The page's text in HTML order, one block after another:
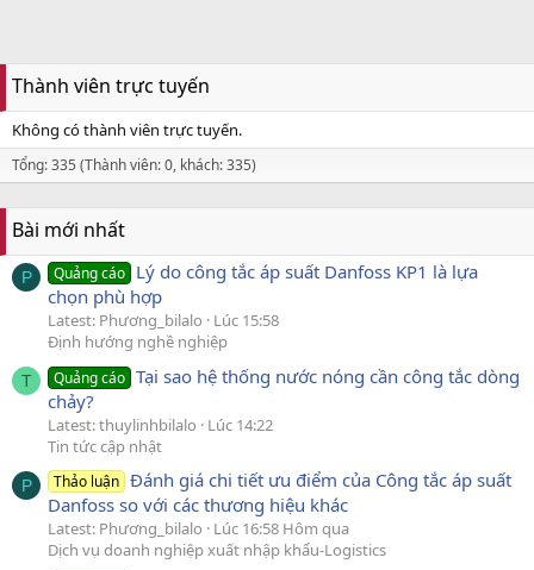
Thành viên trực tuyến
Không có thành viên trực tuyến.
Tổng: 335 (Thành viên: 0, khách: 335)
Bài mới nhất
P Quảng cáo Lý do công tắc áp suất Danfoss KP1 là lựa
chọn phù hợp
Latest: Phương_bilalo
Lúc 15:58
Định hướng nghề nghiệp
T Quảng cáo Tại sao hệ thống nước nóng cần công tắc dòng
chảy?
Latest: thuylinhbilalo
Lúc 14:22
Tin tức cập nhật
P Thảo luận Đánh giá chi tiết ưu điểm của Công tắc áp suất
Danfoss so với các thương hiệu khác
Latest: Phương_bilalo
Lúc 16:58 Hôm qua
Dịch vụ doanh nghiệp xuất nhập khẩu-Logistics